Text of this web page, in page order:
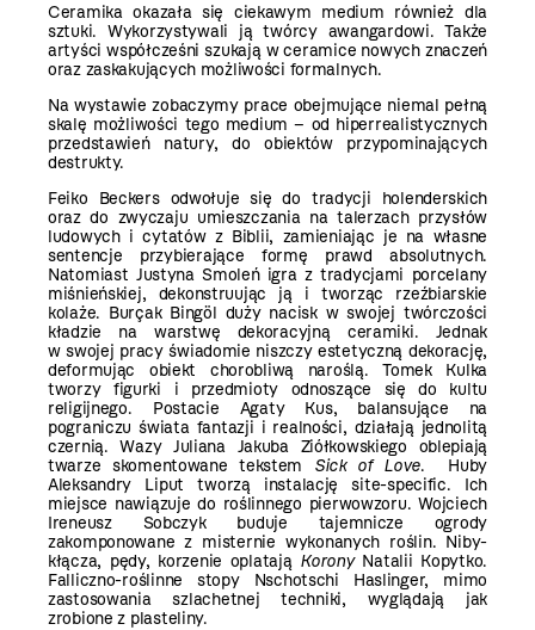
Ceramika okazała się ciekawym medium również dla
sztuki. Wykorzystywali ją twórcy awangardowi. Także
artyści współcześni szukają w ceramice nowych znaczeń
oraz zaskakujących możliwości formalnych.
Na wystawie zobaczymy prace obejmujące niemal pełną
skalę możliwości tego medium – od hiperrealistycznych
przedstawień natury, do obiektów przypominających
destrukty.
Feiko Beckers odwołuje się do tradycji holenderskich
oraz do zwyczaju umieszczania na talerzach przysłów
ludowych i cytatów z Biblii, zamieniając je na własne
sentencje przybierające formę prawd absolutnych.
Natomiast Justyna Smoleń igra z tradycjami porcelany
miśnieńskiej, dekonstruując ją i tworząc rzeźbiarskie
kolaże. Burçak Bingöl duży nacisk w swojej twórczości
kładzie na warstwę dekoracyjną ceramiki. Jednak
w swojej pracy świadomie niszczy estetyczną dekorację,
deformując obiekt chorobliwą naroślą. Tomek Kulka
tworzy figurki i przedmioty odnoszące się do kultu
religijnego. Postacie Agaty Kus, balansujące na
pograniczu świata fantazji i realności, działają jednolitą
czernią. Wazy Juliana Jakuba Ziółkowskiego oblepiają
twarze skomentowane tekstem Sick of Love. Huby
Aleksandry Liput tworzą instalację site-specific. Ich
miejsce nawiązuje do roślinnego pierwowzoru. Wojciech
Ireneusz Sobczyk buduje tajemnicze ogrody
zakomponowane z misternie wykonanych roślin. Niby-
kłącza, pędy, korzenie oplatają KoronyNatalii Kopytko.
Falliczno-roślinne stopy Nschotschi Haslinger, mimo
zastosowania szlachetnej techniki, wyglądają jak
zrobione z plasteliny.